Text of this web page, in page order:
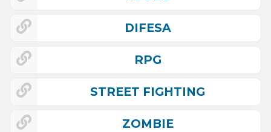
DIFESA
RPG
STREET FIGHTING
ZOMBIE